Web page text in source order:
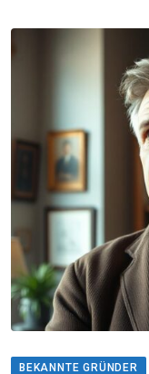
BEKANNTE GRÜNDER